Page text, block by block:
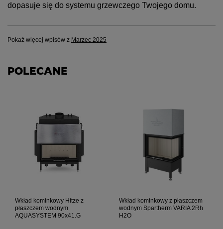
dopasuje się do systemu grzewczego Twojego domu.
Pokaż więcej wpisów z Marzec 2025
POLECANE
Wkład kominkowy Hitze z
płaszczem wodnym
AQUASYSTEM 90x41.G
Wkład kominkowy z płaszczem
wodnym Spartherm VARIA 2Rh
H2O